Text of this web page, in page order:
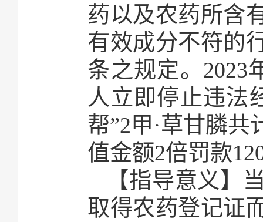
药以及农药所含
有效成分不符的
条之规定。2023
人立即停止违法
帮”2甲·草甘膦共
值金额2倍罚款
【指导意义】
取得农药登记证